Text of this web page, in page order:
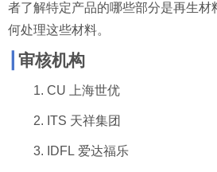
者了解特定产品的哪些部分是再生材
何处理这些材料。
审核机构
1. CU 上海世优
2. ITS 天祥集团
3. IDFL 爱达福乐